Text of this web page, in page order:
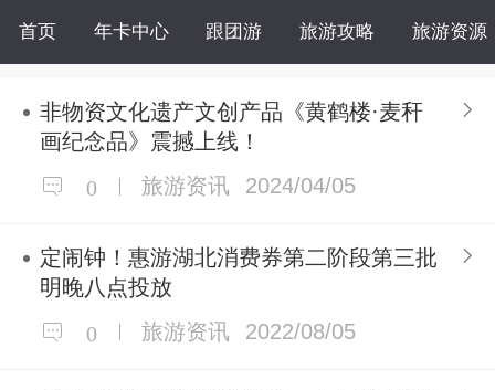
首页 年卡中心 跟团游 旅游攻略 旅游资源
非物资文化遗产文创产品《黄鹤楼·麦秆
画纪念品》震撼上线！
0 旅游资讯 2024/04/05
定闹钟！惠游湖北消费券第二阶段第三批
明晚八点投放
0 旅游资讯 2022/08/05